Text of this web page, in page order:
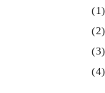
(1)
(2)
(3)
(4)